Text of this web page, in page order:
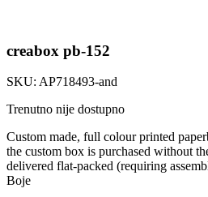
creabox pb-152
SKU: AP718493-and
Trenutno nije dostupno
Custom made, full colour printed
the custom box is purchased without
delivered flat-packed (requiring
Boje